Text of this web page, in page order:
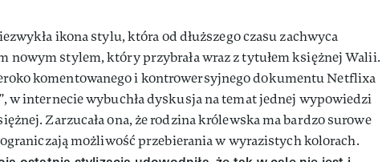
ikona stylu, która od dłuższego czasu zachwyca
nowym stylem, który przybrała wraz z tytułem księżnej Walii.
komentowanego i kontrowersyjnego dokumentu Netflixa
”, w internecie wybuchła dyskusja na temat jednej wypowiedzi
Zarzucała ona, że rodzina królewska ma bardzo surowe
możliwość przebierania w wyrazistych kolorach.